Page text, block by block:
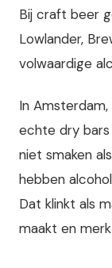
Bij craft beer
Lowlander,
volwaardige
In
echte dry
niet smaken
hebben
Dat klinkt als
maakt en